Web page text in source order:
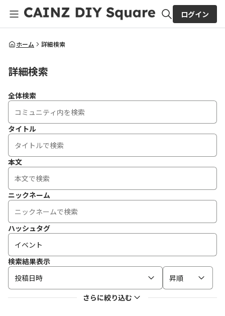
全体検索
ログイン
ホーム 詳細検索
詳細検索
全体検索
タイトル
本文
ニックネーム
ハッシュタグ
検索結果表示
投稿日時
昇順
さらに絞り込む